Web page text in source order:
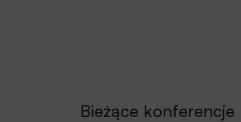
Bieżące konferencje